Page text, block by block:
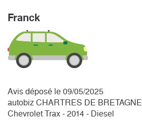
Franck
Avis déposé le 09/05/2025
autobiz CHARTRES DE BRETAGNE
Chevrolet Trax - 2014 - Diesel